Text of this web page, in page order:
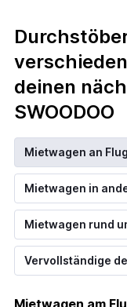
deinen
SWOODOO
Mietwagen an
Mietwagen in
Mietwagen rund
Vervollständige
Mietwagen am